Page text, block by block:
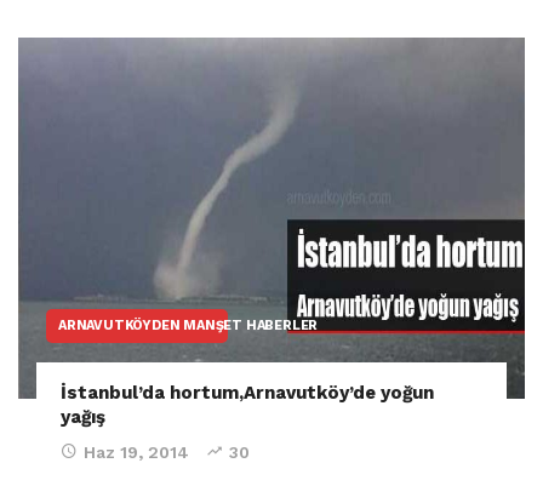
ARNAVUTKÖYDEN MANŞET HABERLER
İstanbul’da hortum,Arnavutköy’de yoğun
yağış
Haz 19, 2014 30